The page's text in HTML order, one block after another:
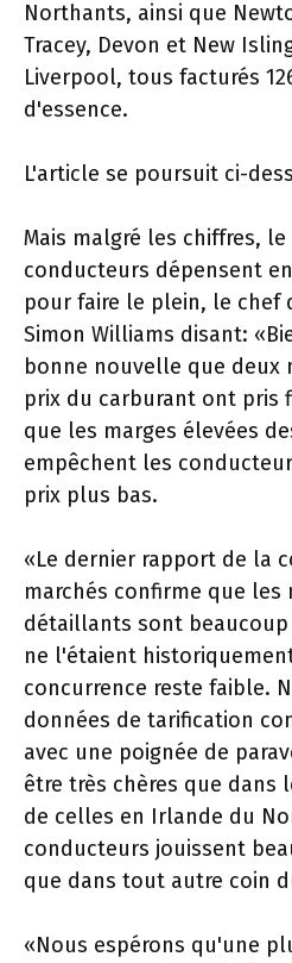
Northants, ainsi que
Tracey, Devon et New
Liverpool, tous facturés
d'essence.
L'article se poursuit ci-
Mais malgré les chiffres, le
conducteurs dépensent
pour faire le plein, le chef
Simon Williams disant:
bonne nouvelle que deux
prix du carburant ont pris
que les marges élevées
empêchent les
prix plus bas.
«Le dernier rapport de la
marchés confirme que les
détaillants sont
ne l'étaient
concurrence reste faible.
données de tarification
avec une poignée de
être très chères que dans
de celles en Irlande du
conducteurs jouissent
que dans tout autre coin
«Nous espérons qu'une